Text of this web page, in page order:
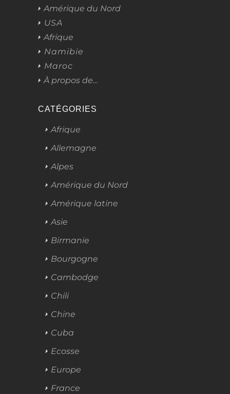
Amérique du Nord
USA
Afrique
Namibie
Maroc
À propos de…
CATÉGORIES
Afrique
Allemagne
Alpes
Amérique du Nord
Amérique latine
Asie
Birmanie
Bourgogne
Cambodge
Chili
Chine
Cuba
Ecosse
Europe
France